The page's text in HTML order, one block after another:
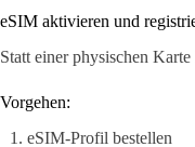
eSIM aktivieren und
Statt einer physischen
Vorgehen:
eSIM-Profil bestellen